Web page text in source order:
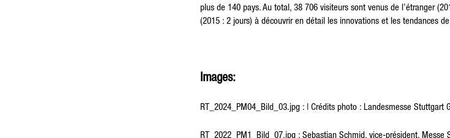
plus de 140 pays. Au total, 38 706 visiteurs sont venus de l’étranger
(2015 : 2 jours) à découvrir en détail les innovations et les tendances
Images:
RT_2024_PM04_Bild_03.jpg : | Crédits photo : Landesmesse Stuttgart
RT_2022_PM1_Bild_07.jpg : Sebastian Schmid, vice-président,